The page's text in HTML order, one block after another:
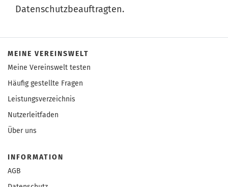
Datenschutzbeauftragten.
MEINE VEREINSWELT
Meine Vereinswelt testen
Häufig gestellte Fragen
Leistungsverzeichnis
Nutzerleitfaden
Über uns
INFORMATION
AGB